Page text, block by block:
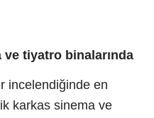
tiyatro binalarında
incelendiğinde en
karkas sinema ve